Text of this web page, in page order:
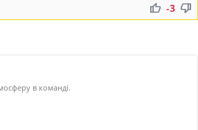
thumb_up thumb_down
-3
в команді.